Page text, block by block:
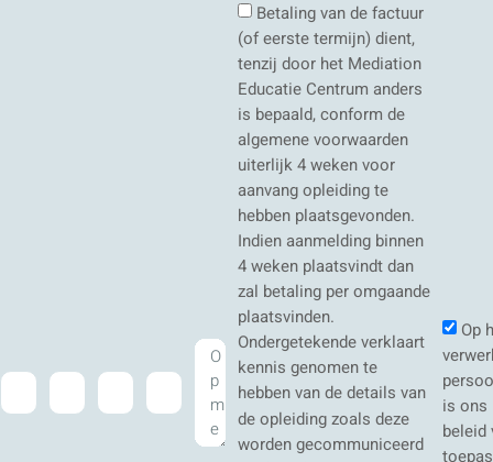
Betaling van de factuur
(of eerste termijn) dient,
tenzij door het Mediation
Educatie Centrum anders
is bepaald, conform de
algemene voorwaarden
uiterlijk 4 weken voor
aanvang opleiding te
hebben plaatsgevonden.
Indien aanmelding binnen
4 weken plaatsvindt dan
zal betaling per omgaande
plaatsvinden.
Ondergetekende verklaart
kennis genomen te
hebben van de details van
de opleiding zoals deze
worden gecommuniceerd
Op
is ons
beleid